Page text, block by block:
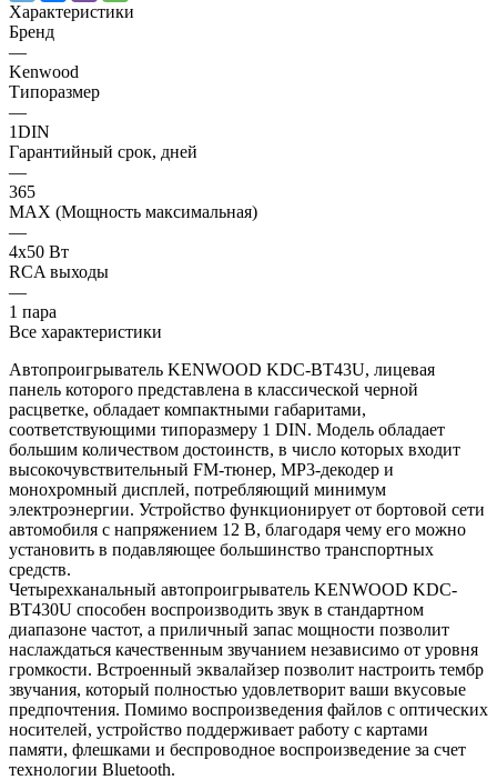
Характеристики
Бренд
—
Kenwood
Типоразмер
—
1DIN
Гарантийный срок, дней
—
365
MAX (Мощность максимальная)
—
4х50 Вт
RCA выходы
—
1 пара
Все характеристики
Автопроигрыватель KENWOOD KDC-BT43U, лицевая
панель которого представлена в классической черной
расцветке, обладает компактными габаритами,
соответствующими типоразмеру 1 DIN. Модель обладает
большим количеством достоинств, в число которых входит
высокочувствительный FM-тюнер, MP3-декодер и
монохромный дисплей, потребляющий минимум
электроэнергии. Устройство функционирует от бортовой сети
автомобиля с напряжением 12 В, благодаря чему его можно
установить в подавляющее большинство транспортных
средств.
Четырехканальный автопроигрыватель KENWOOD KDC-
BT430U способен воспроизводить звук в стандартном
диапазоне частот, а приличный запас мощности позволит
наслаждаться качественным звучанием независимо от уровня
громкости. Встроенный эквалайзер позволит настроить тембр
звучания, который полностью удовлетворит ваши вкусовые
предпочтения. Помимо воспроизведения файлов с оптических
носителей, устройство поддерживает работу с картами
памяти, флешками и беспроводное воспроизведение за счет
технологии Bluetooth.